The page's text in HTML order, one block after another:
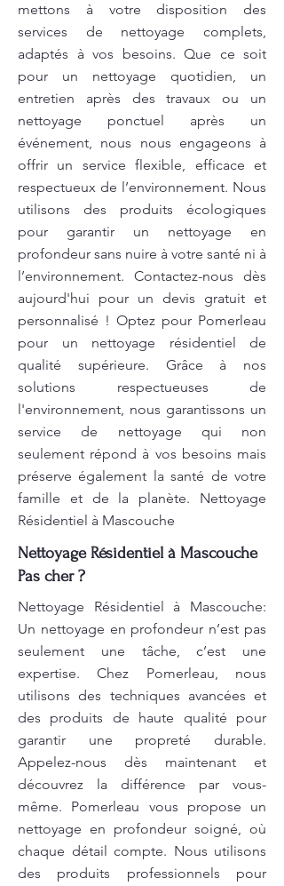
mettons à votre disposition des
services de nettoyage complets,
adaptés à vos besoins. Que ce soit
pour un nettoyage quotidien, un
entretien après des travaux ou un
nettoyage ponctuel après un
événement, nous nous engageons à
offrir un service flexible, efficace et
respectueux de l’environnement. Nous
utilisons des produits écologiques
pour garantir un nettoyage en
profondeur sans nuire à votre santé ni à
l’environnement. Contactez-nous dès
aujourd'hui pour un devis gratuit et
personnalisé ! Optez pour Pomerleau
pour un nettoyage résidentiel de
qualité supérieure. Grâce à nos
solutions respectueuses de
l'environnement, nous garantissons un
service de nettoyage qui non
seulement répond à vos besoins mais
préserve également la santé de votre
famille et de la planète. Nettoyage
Résidentiel à Mascouche
Nettoyage Résidentiel à Mascouche
Pas cher ?
Nettoyage Résidentiel à Mascouche:
Un nettoyage en profondeur n’est pas
seulement une tâche, c’est une
expertise. Chez Pomerleau, nous
utilisons des techniques avancées et
des produits de haute qualité pour
garantir une propreté durable.
Appelez-nous dès maintenant et
découvrez la différence par vous-
même. Pomerleau vous propose un
nettoyage en profondeur soigné, où
chaque détail compte. Nous utilisons
des produits professionnels pour